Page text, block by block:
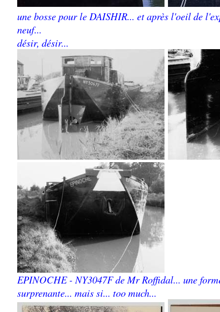
une bosse pour le DAISHIR... et après l'oeil de
neuf...
désir, désir...
EPINOCHE - NY3047F de Mr Roffidal... une
surprenante... mais si... too much...